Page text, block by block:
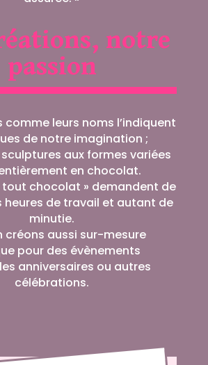
notre
passion
comme leurs noms l’indiquent
de notre imagination ;
aux formes variées
en chocolat.
tout chocolat » demandent de
heures de travail et autant de
minutie.
créons aussi sur-mesure
pour des évènements
anniversaires ou autres
célébrations.